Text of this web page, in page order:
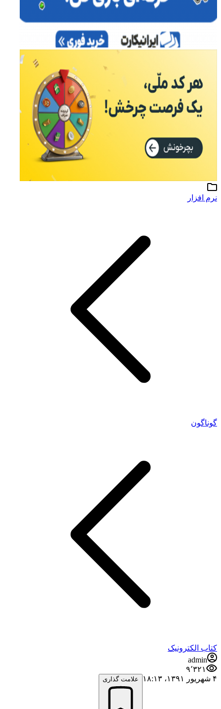
نرم افزار
گوناگون
کتاب الکترونیک
admin
۹٬۳۲۱
۴ شهریور ۱۳۹۱،‏ ۱۸:۱۳
علامت گذاری